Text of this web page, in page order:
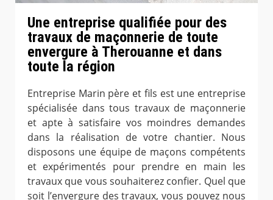
Une entreprise qualifiée pour des
travaux de maçonnerie de toute
envergure à Therouanne et dans
toute la région
Entreprise Marin père et fils est une entreprise
spécialisée dans tous travaux de maçonnerie
et apte à satisfaire vos moindres demandes
dans la réalisation de votre chantier. Nous
disposons une équipe de maçons compétents
et expérimentés pour prendre en main les
travaux que vous souhaiterez confier. Quel que
soit l’envergure des travaux, vous pouvez nous